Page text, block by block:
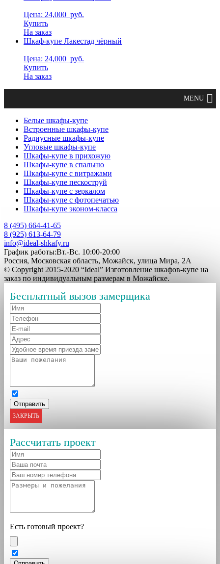
Цена: 24,000 руб.
Купить
На заказ
Шкаф-купе Лакестад чёрный
Цена: 24,000 руб.
Купить
На заказ
Белые шкафы-купе
Встроенные шкафы-купе
Радиусные шкафы-купе
Угловые шкафы-купе
Шкафы-купе в прихожую
Шкафы-купе в спальню
Шкафы-купе с витражами
Шкафы-купе пескоструй
Шкафы-купе с зеркалом
Шкафы-купе с фотопечатью
Шкафы-купе эконом-класса
8 (495) 664-41-65
8 (925) 613-64-79
info@ideal-shkafy.ru
График работы:Вт.-Вс. 10:00-20:00
Россия, Московская область, Можайск, улица Мира, 2А
© Copyright 2015-2020 “Ideal” Изготовление шкафов-купе на
заказ по индивидуальным размерам в Можайске.
Бесплатный вызов замерщика
ЗАКРЫТЬ
Рассчитать проект
Есть готовый проект?